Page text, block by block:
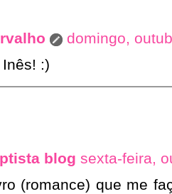
domingo,
:)
blog sexta-feira,
(romance) que me